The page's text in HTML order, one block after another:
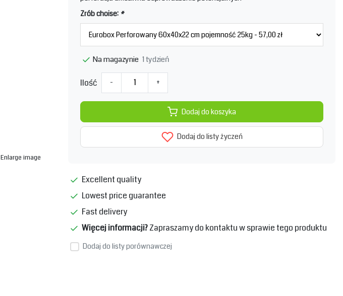
Enlarge image
Zrób choise: *
Na magazynie 1 tydzień
Ilość - +
Dodaj do koszyka
Dodaj do listy życzeń
Excellent quality
Lowest price guarantee
Fast delivery
Więcej informacji?Zapraszamy do kontaktu w sprawie tego produktu
Dodaj do listy porównawczej